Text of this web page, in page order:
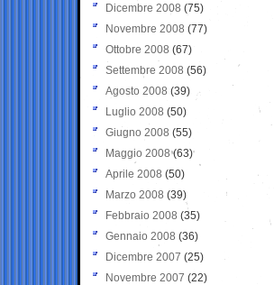
Dicembre 2008 (75)
Novembre 2008 (77)
Ottobre 2008 (67)
Settembre 2008 (56)
Agosto 2008 (39)
Luglio 2008 (50)
Giugno 2008 (55)
Maggio 2008(63)
Aprile 2008 (50)
Marzo 2008 (39)
Febbraio 2008 (35)
Gennaio 2008 (36)
Dicembre 2007 (25)
Novembre 2007 (22)